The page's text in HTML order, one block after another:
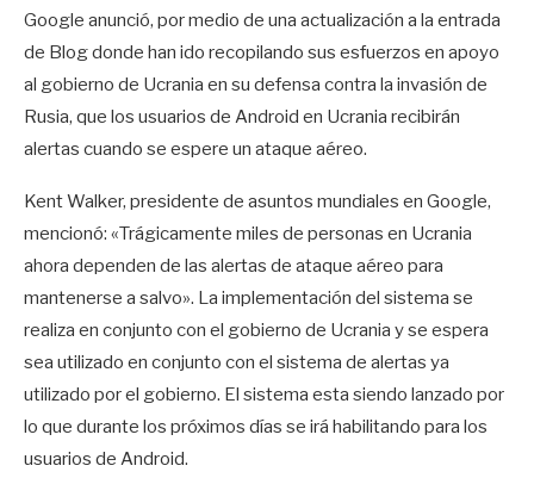
Google anunció, por medio de una actualización a la entrada
de Blog donde han ido recopilando sus esfuerzos en apoyo
al gobierno de Ucrania en su defensa contra la invasión de
Rusia, que los usuarios de Android en Ucrania recibirán
alertas cuando se espere un ataque aéreo.
Kent Walker, presidente de asuntos mundiales en Google,
mencionó: «Trágicamente miles de personas en Ucrania
ahora dependen de las alertas de ataque aéreo para
mantenerse a salvo». La implementación del sistema se
realiza en conjunto con el gobierno de Ucrania y se espera
sea utilizado en conjunto con el sistema de alertas ya
utilizado por el gobierno. El sistema esta siendo lanzado por
lo que durante los próximos días se irá habilitando para los
usuarios de Android.